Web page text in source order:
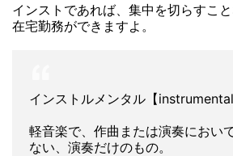
インストであれば、集中を切らすこ
在宅勤務ができますよ。
インストルメンタル【instrumental
軽音楽で、作曲または演奏におい
ない、演奏だけのもの。